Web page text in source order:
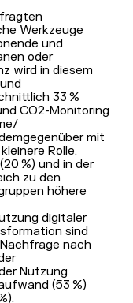
Werkzeuge
und
oder
wird in diesem
33 %
CO2-Monitoring
/
mit
Rolle.
%) und in der
zu den
höhere
digitaler
sind
nach
Nutzung
(53 %)